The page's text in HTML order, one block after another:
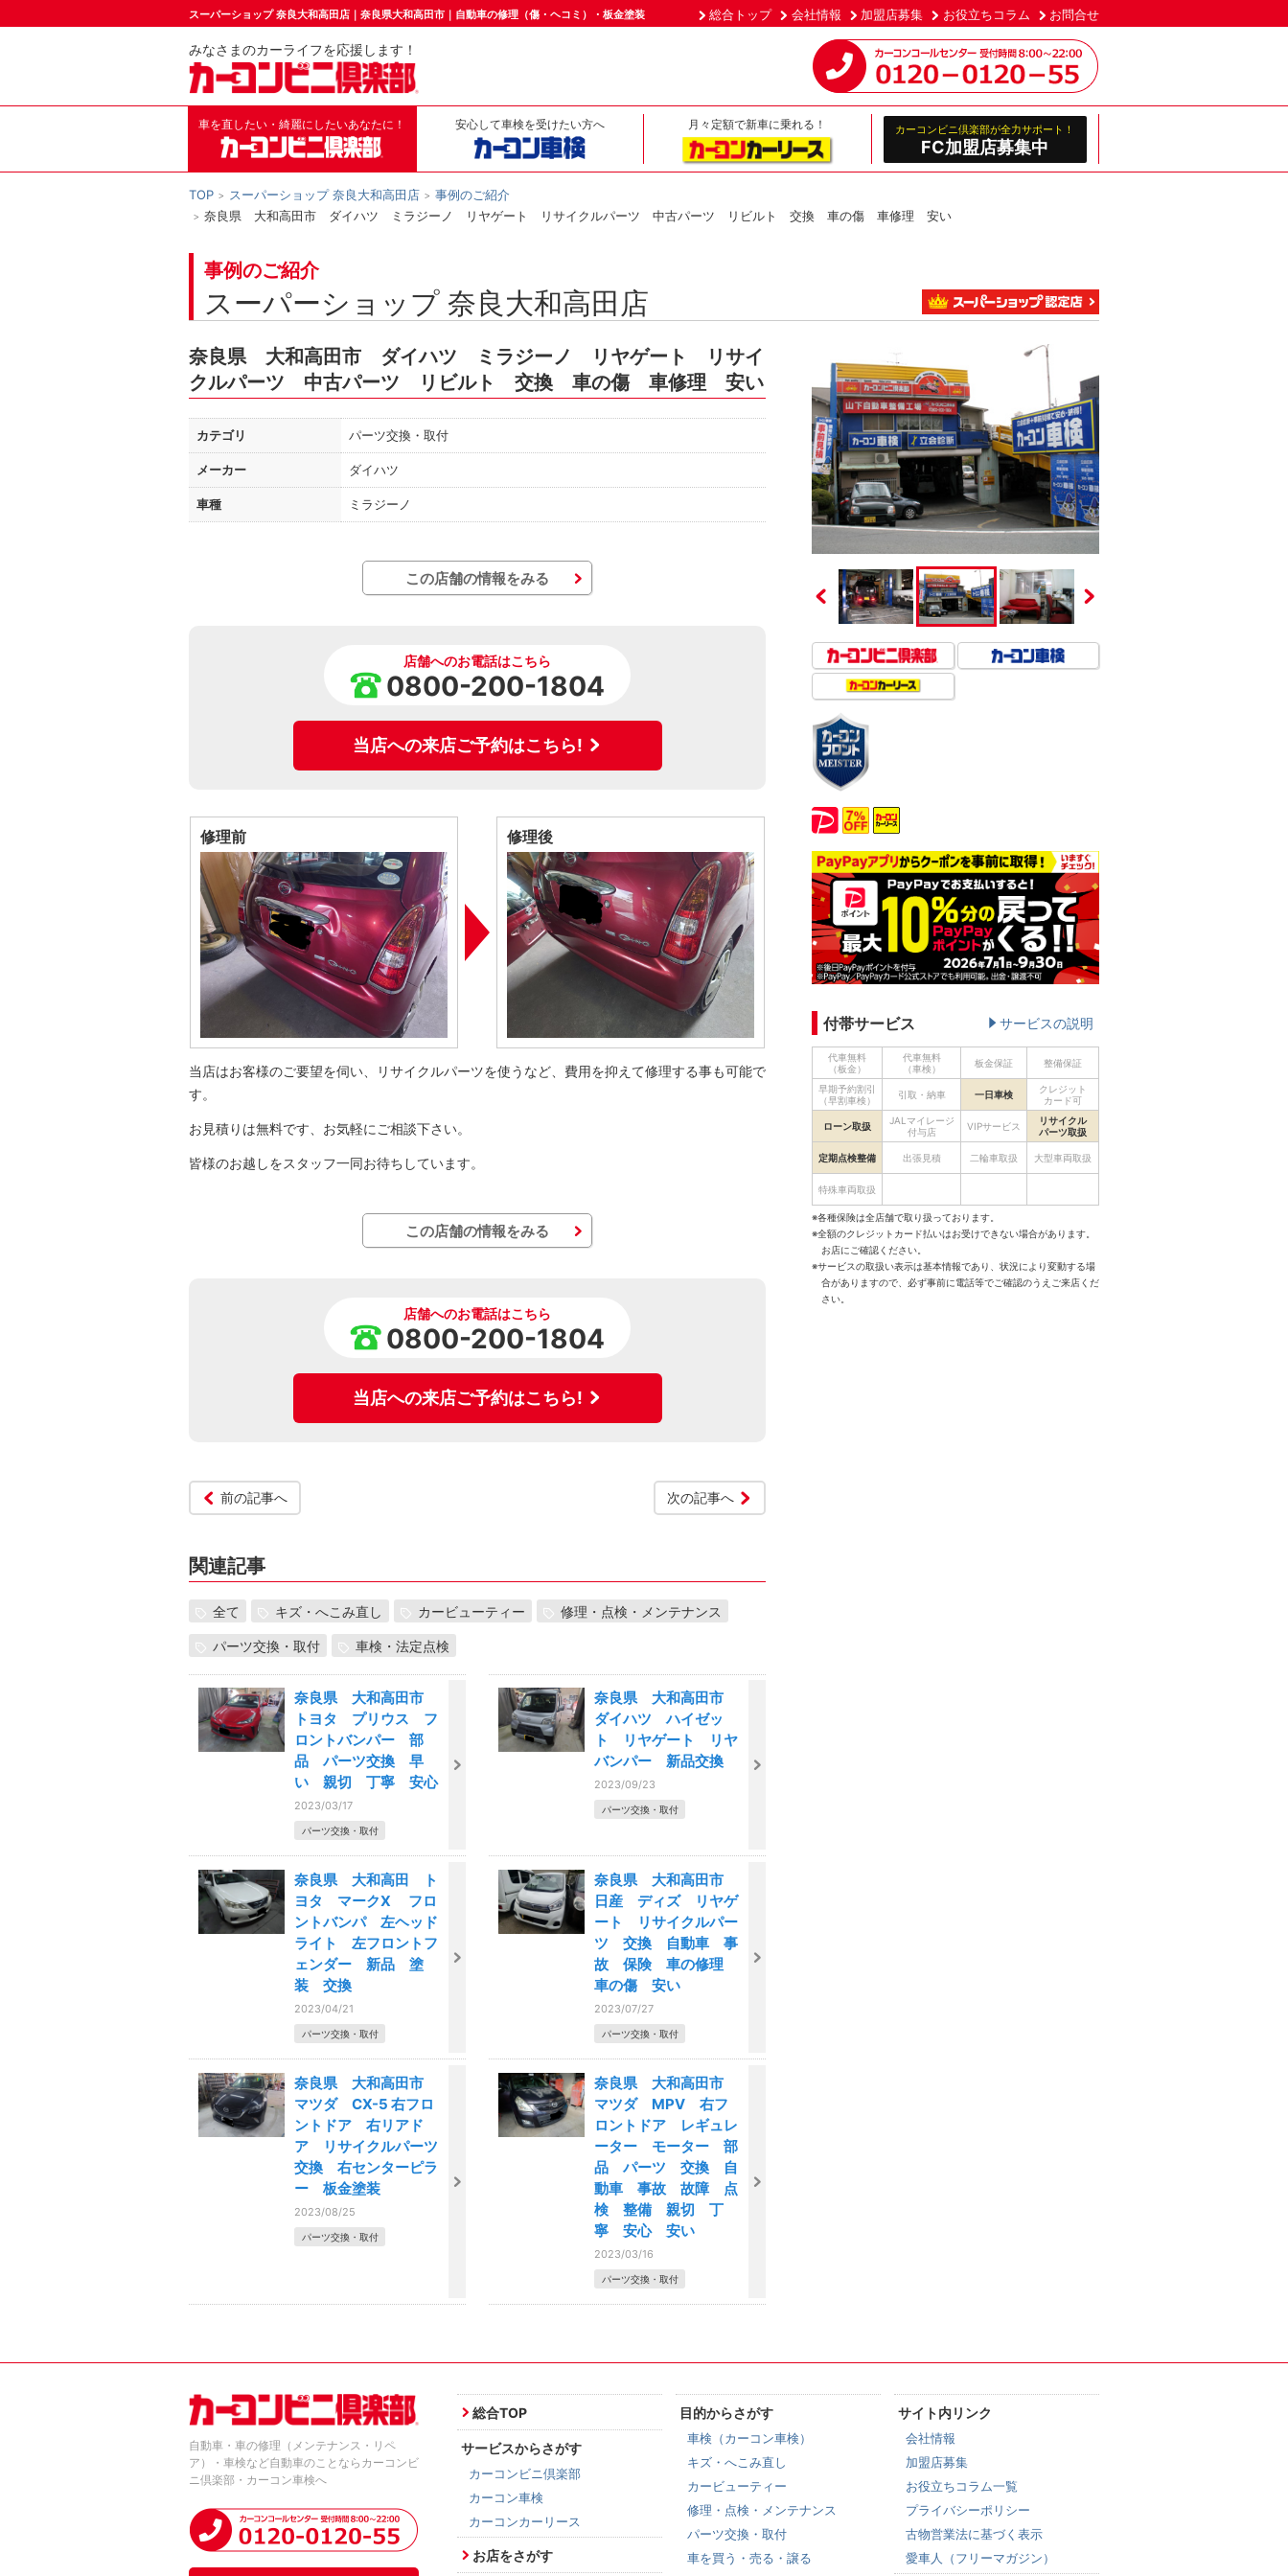
スーパーショップ 奈良大和高田店｜奈良県大和高田市｜自動車の修理（傷・ヘコミ）・板金塗装 総合トップ 会社情報 加盟店募集 お役立ちコラム お問合せ
みなさまのカーライフを応援します！
車を直したい・綺麗にしたいあなたに！ 安心して車検を受けたい方へ 月々定額で新車に乗れる！ カーコンビニ倶楽部が全力サポート！
FC加盟店募集中
TOP スーパーショップ 奈良大和高田店
事例のご紹介
奈良県 大和高田市 ダイハツ ミラジーノ リヤゲート リサイクルパーツ 中古パーツ リビルト 交換 車の傷 車修理 安い
事例のご紹介
スーパーショップ 奈良大和高田店
奈良県 大和高田市 ダイハツ ミラジーノ リヤゲート リサイ
クルパーツ 中古パーツ リビルト 交換 車の傷 車修理 安い
カテゴリ パーツ交換・取付
メーカー ダイハツ
車種 ミラジーノ
この店舗の情報をみる
店舗へのお電話はこちら
0800-200-1804
当店への来店ご予約はこちら!
修理前 修理後
当店はお客様のご要望を伺い、リサイクルパーツを使うなど、費用を抑えて修理する事も可能で
す。
お見積りは無料です、お気軽にご相談下さい。
皆様のお越しをスタッフ一同お待ちしています。
この店舗の情報をみる
店舗へのお電話はこちら
0800-200-1804
当店への来店ご予約はこちら!
前の記事へ 次の記事へ
関連記事
全て キズ・へこみ直し カービューティー 修理・点検・メンテナンス
パーツ交換・取付 車検・法定点検
奈良県 大和高田市
トヨタ プリウス フ
ロントバンパー 部
品 パーツ交換 早
い 親切 丁寧 安心
2023/03/17
パーツ交換・取付
奈良県 大和高田市
ダイハツ ハイゼッ
ト リヤゲート リヤ
バンパー 新品交換
2023/09/23
パーツ交換・取付
奈良県 大和高田 ト
ヨタ マークX フロ
ントバンパ 左ヘッド
ライト 左フロントフ
ェンダー 新品 塗
装 交換
2023/04/21
パーツ交換・取付
奈良県 大和高田市
日産 ディズ リヤゲ
ート リサイクルパー
ツ 交換 自動車 事
故 保険 車の修理
車の傷 安い
2023/07/27
パーツ交換・取付
奈良県 大和高田市
マツダ CX-5 右フロ
ントドア 右リアド
ア リサイクルパーツ
交換 右センターピラ
ー 板金塗装
2023/08/25
パーツ交換・取付
奈良県 大和高田市
マツダ MPV 右フ
ロントドア レギュレ
ーター モーター 部
品 パーツ 交換 自
動車 事故 故障 点
検 整備 親切 丁
寧 安心 安い
2023/03/16
パーツ交換・取付
付帯サービス サービスの説明
代車無料
（板金）
代車無料
（車検）
板金保証 整備保証
早期予約割引
（早割車検）
引取・納車 一日車検
クレジット
カード可
ローン取扱
JALマイレージ
付与店
VIPサービス
リサイクル
パーツ取扱
定期点検整備 出張見積 二輪車取扱 大型車両取扱
特殊車両取扱
※各種保険は全店舗で取り扱っております。
※全額のクレジットカード払いはお受けできない場合があります。
お店にご確認ください。
※サービスの取扱い表示は基本情報であり、状況により変動する場
合がありますので、必ず事前に電話等でご確認のうえご来店くだ
さい。
自動車・車の修理（メンテナンス・リペ
ア）・車検など自動車のことならカーコンビ
ニ倶楽部・カーコン車検へ
総合TOP
サービスからさがす
カーコンビニ倶楽部
カーコン車検
カーコンカーリース
お店をさがす
目的からさがす
車検（カーコン車検）
キズ・へこみ直し
カービューティー
修理・点検・メンテナンス
パーツ交換・取付
車を買う・売る・譲る
サイト内リンク
会社情報
加盟店募集
お役立ちコラム一覧
プライバシーポリシー
古物営業法に基づく表示
愛車人（フリーマガジン）